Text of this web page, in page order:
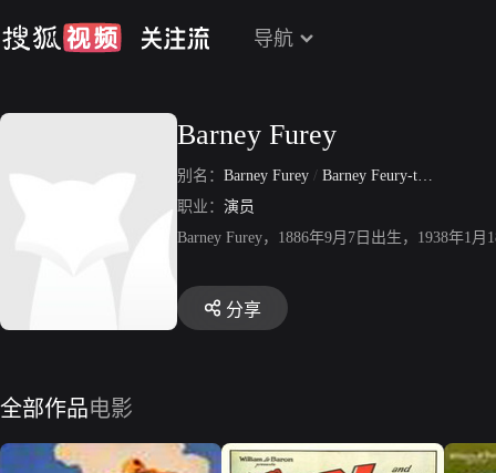
导航
Barney Furey
别名： Barney Furey / Barney Feury-typo
职业： 演员
Barney Furey，1886年9月7日出生，1938年1
分享
全部作品电影